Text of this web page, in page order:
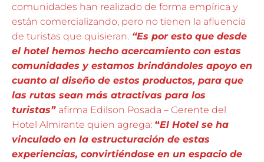
comunidades han realizado de forma empírica y
están comercializando, pero no tienen la afluencia
de turistas que quisieran. “Es por esto que desde
el hotel hemos hecho acercamiento con estas
comunidades y estamos brindándoles apoyo en
cuanto al diseño de estos productos, para que
las rutas sean más atractivas para los
turistas” afirma Edilson Posada – Gerente del
Hotel Almirante quien agrega: “El Hotel se ha
vinculado en la estructuración de estas
experiencias, convirtiéndose en un espacio de